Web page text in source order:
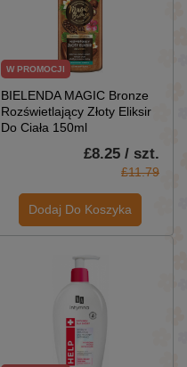
W PROMOCJI
BIELENDA MAGIC Bronze
Rozświetlający Złoty Eliksir
Do Ciała 150ml
£8.25 / szt.
£11.79
Dodaj Do Koszyka